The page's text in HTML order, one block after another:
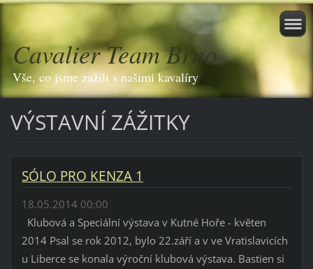
Cavalier Team Brno
Vše, co jsme zažili s našimi kavalíry
VÝSTAVNÍ ZÁŽITKY
SÓLO PRO KENZA 1
18.05.2014 00:00
Klubová a Speciální výstava v Kutné Hoře - květen
2014 Psal se rok 2012, bylo 22.září a v ve Vratislavicích
u Liberce se konala výroční klubová výstava. Bastien si